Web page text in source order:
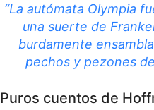
“La autómata Olympia
una suerte de
burdamente
pechos y pezones
Puros cuentos de